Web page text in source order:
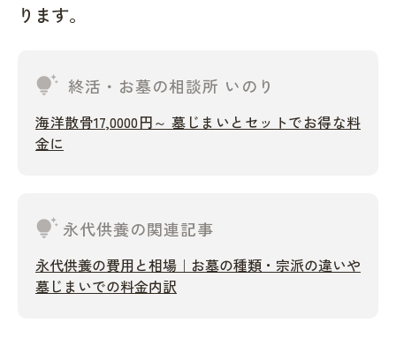
ります。
tips_and_updates 終活・お墓の相談所 いのり
海洋散骨17,0000円～ 墓じまいとセットでお得な料
金に
tips_and_updates 永代供養の関連記事
永代供養の費用と相場｜お墓の種類・宗派の違いや
墓じまいでの料金内訳